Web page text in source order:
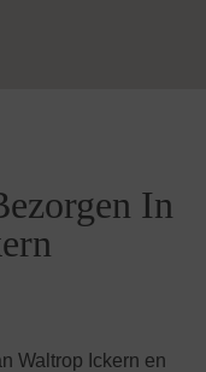
In
Waltrop Ickern en